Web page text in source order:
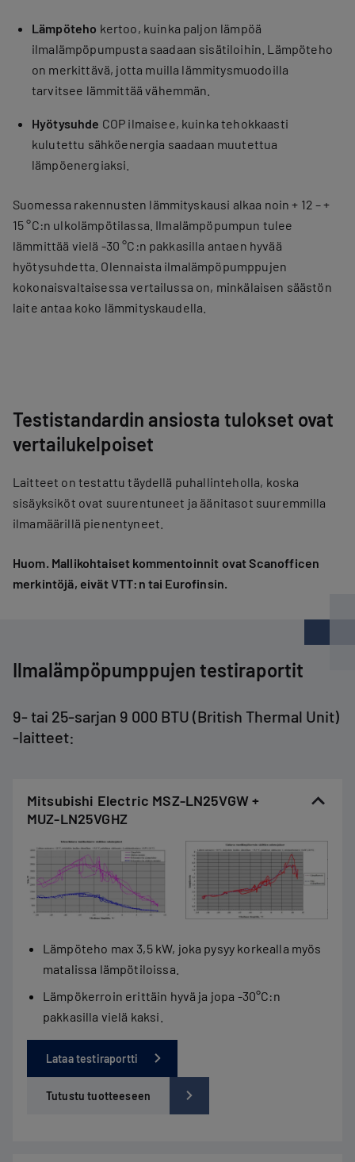
Lämpöteho kertoo, kuinka paljon lämpöä
ilmalämpöpumpusta saadaan sisätiloihin. Lämpöteho
on merkittävä, jotta muilla lämmitysmuodoilla
tarvitsee lämmittää vähemmän.
Hyötysuhde COP ilmaisee, kuinka tehokkaasti
kulutettu sähköenergia saadaan muutettua
lämpöenergiaksi.
Suomessa rakennusten lämmityskausi alkaa noin + 12 – +
15 °C:n ulkolämpötilassa. Ilmalämpöpumpun tulee
lämmittää vielä -30 °C:n pakkasilla antaen hyvää
hyötysuhdetta. Olennaista ilmalämpöpumppujen
kokonaisvaltaisessa vertailussa on, minkälaisen säästön
laite antaa koko lämmityskaudella.
Testistandardin ansiosta tulokset ovat
vertailukelpoiset
Laitteet on testattu täydellä puhallinteholla, koska
sisäyksiköt ovat suurentuneet ja äänitasot suuremmilla
ilmamäärillä pienentyneet.
Huom. Mallikohtaiset kommentoinnit ovat Scanofficen
merkintöjä, eivät VTT:n tai Eurofinsin.
Ilmalämpöpumppujen testiraportit
9- tai 25-sarjan 9 000 BTU (British Thermal Unit)
-laitteet:
Mitsubishi Electric MSZ-LN25VGW +
MUZ-LN25VGHZ
Lämpöteho max 3,5 kW, joka pysyy korkealla myös
matalissa lämpötiloissa.
Lämpökerroin erittäin hyvä ja jopa -30°C:n
pakkasilla vielä kaksi.
Lataa testiraportti
Tutustu tuotteeseen